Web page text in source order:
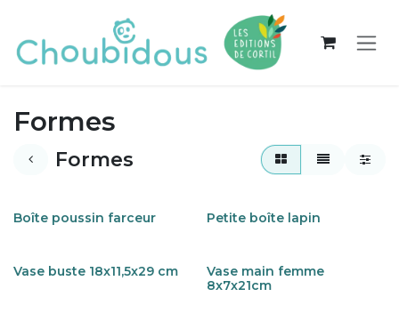
Formes
Formes
Boîte poussin farceur Petite boîte lapin
Vase buste 18x11,5x29 cm
Vase main femme
8x7x21cm